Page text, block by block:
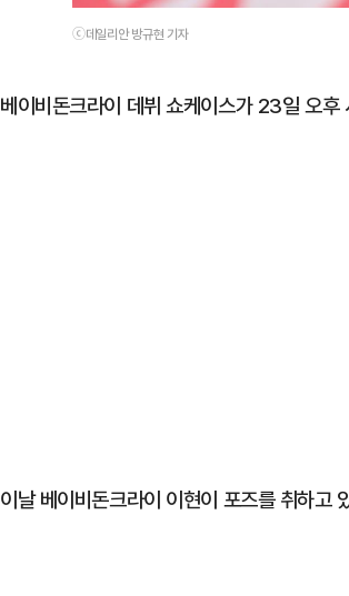
ⓒ데일리안 방규현 기자
베이비돈크라이 데뷔 쇼케이스가 23일 오
이날 베이비돈크라이 이현이 포즈를 취하고